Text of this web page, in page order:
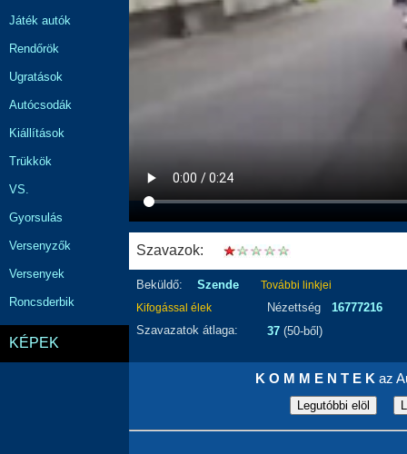
Játék autók
Rendőrök
Ugratások
Autócsodák
Kiállítások
Trükkök
VS.
Gyorsulás
Versenyzők
Versenyek
Roncsderbik
KÉPEK
Szavazok:
Beküldő: Szende
További linkjei
Kifogással élek
Nézettség
16777216
Szavazatok átlaga:
37 (50-ből)
K O M M E N T E K az